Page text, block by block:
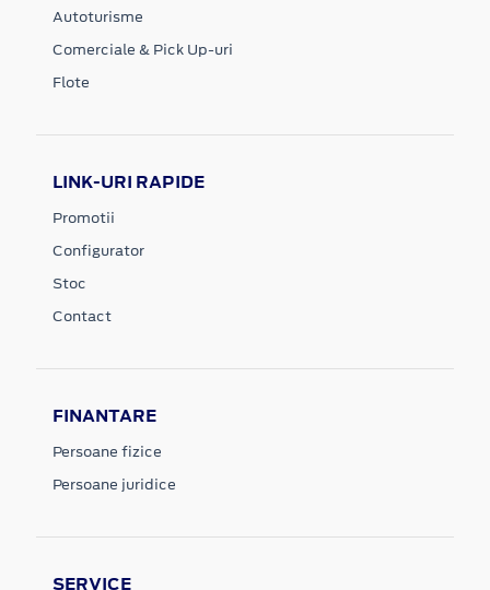
Autoturisme
Comerciale & Pick Up-uri
Flote
LINK-URI RAPIDE
Promotii
Configurator
Stoc
Contact
FINANTARE
Persoane fizice
Persoane juridice
SERVICE